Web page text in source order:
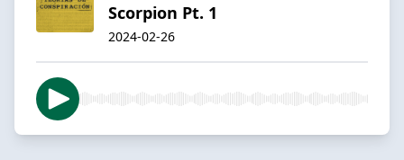
Scorpion Pt. 1
2024-02-26